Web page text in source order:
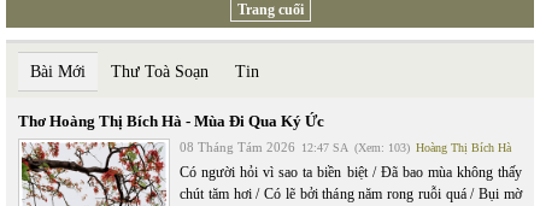
Trang cuối
Bài Mới Thư Toà Soạn Tin
Thơ Hoàng Thị Bích Hà - Mùa Đi Qua Ký Ức
08 Tháng Tám 2026 12:47 SA (Xem: 103) Hoàng Thị Bích Hà
Có người hỏi vì sao ta biền biệt / Đã bao mùa không thấy
chút tăm hơi / Có lẽ bởi tháng năm rong ruỗi quá / Bụi mờ